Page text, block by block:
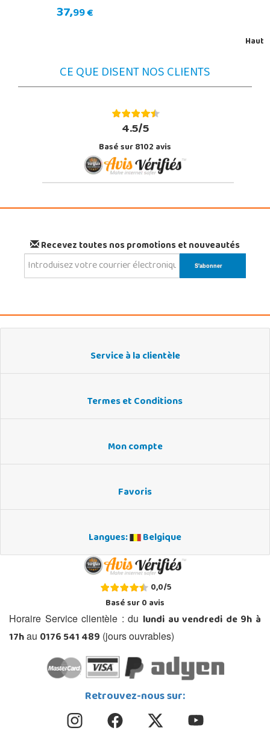
37,99 €
Haut
CE QUE DISENT NOS CLIENTS
4.5/5
Basé sur 8102 avis
Recevez toutes nos promotions et nouveautés
Service à la clientèle
Termes et Conditions
Mon compte
Favoris
Langues: Belgique
0,0/5
Basé sur0avis
Horaire Service clientèle : du lundi au vendredi de 9h à
17hau 0176 541 489 (jours ouvrables)
Retrouvez-nous sur: